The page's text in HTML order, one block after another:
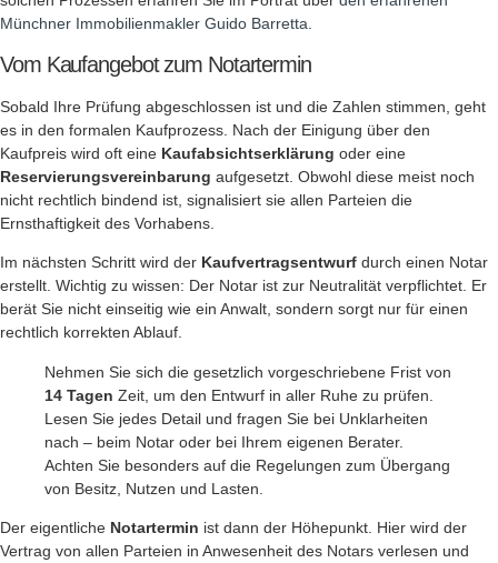
Münchner Immobilienmakler Guido Barretta
Vom Kaufangebot zum Notartermin
Sobald Ihre Prüfung abgeschlossen ist und die Zahlen stimmen, geht
es in den formalen Kaufprozess. Nach der Einigung über den
Kaufpreis wird oft eine Kaufabsichtserklärung oder eine
Reservierungsvereinbarung aufgesetzt. Obwohl diese meist noch
nicht rechtlich bindend ist, signalisiert sie allen Parteien die
Ernsthaftigkeit des Vorhabens.
Im nächsten Schritt wird der Kaufvertragsentwurf durch einen Notar
erstellt. Wichtig zu wissen: Der Notar ist zur Neutralität verpflichtet. Er
berät Sie nicht einseitig wie ein Anwalt, sondern sorgt nur für einen
rechtlich korrekten Ablauf.
Nehmen Sie sich die gesetzlich vorgeschriebene Frist von
14 Tagen Zeit, um den Entwurf in aller Ruhe zu prüfen.
Lesen Sie jedes Detail und fragen Sie bei Unklarheiten
nach – beim Notar oder bei Ihrem eigenen Berater.
Achten Sie besonders auf die Regelungen zum Übergang
von Besitz, Nutzen und Lasten.
Der eigentliche Notartermin ist dann der Höhepunkt. Hier wird der
Vertrag von allen Parteien in Anwesenheit des Notars verlesen und